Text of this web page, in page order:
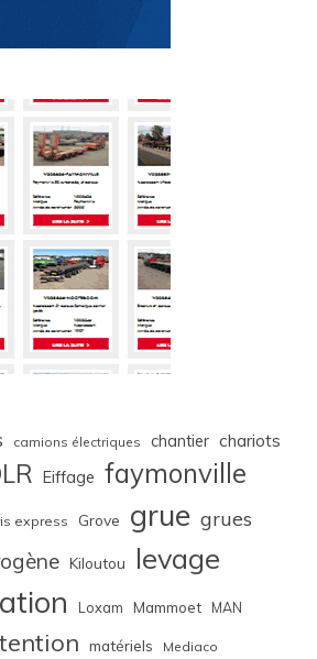
camions électriques chantier chariots
Eiffage faymonville
express Grove grue grues
Kiloutou levage
Loxam Mammoet MAN
matériels Mediaco